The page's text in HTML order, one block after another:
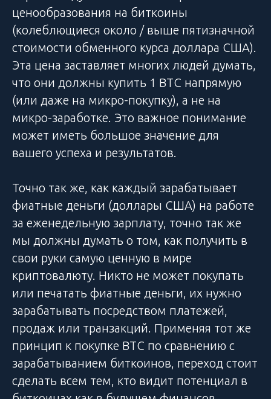
ценообразования на биткоины
(колеблющиеся около / выше пятизначной
стоимости обменного курса доллара США).
Эта цена заставляет многих людей думать,
что они должны купить 1 BTC напрямую
(или даже на микро-покупку), а не на
микро-заработке. Это важное понимание
может иметь большое значение для
вашего успеха и результатов.
Точно так же, как каждый зарабатывает
фиатные деньги (доллары США) на работе
за еженедельную зарплату, точно так же
мы должны думать о том, как получить в
свои руки самую ценную в мире
криптовалюту. Никто не может покупать
или печатать фиатные деньги, их нужно
зарабатывать посредством платежей,
продаж или транзакций. Применяя тот же
принцип к покупке BTC по сравнению с
зарабатыванием биткоинов, переход стоит
сделать всем тем, кто видит потенциал в